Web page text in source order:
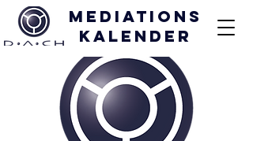
Mediations
kalender